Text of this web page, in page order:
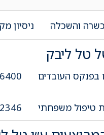
והשכלה ניסיון
טל ליבק
בפנקס העובדים
טיפול משפחתי 2346